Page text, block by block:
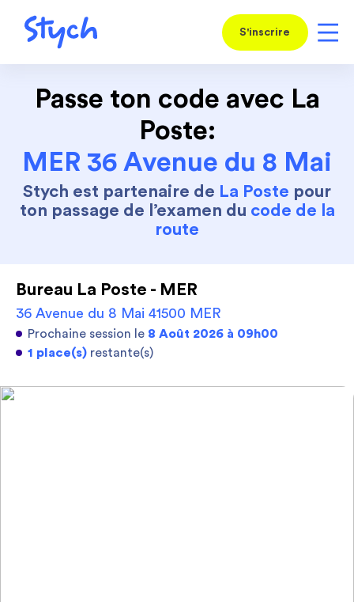
S'inscrire
Passe ton code avec La
Poste:
MER 36 Avenue du 8 Mai
Stych est partenaire de La Poste pour
ton passage de l’examen du code de la
route
Bureau La Poste - MER
36 Avenue du 8 Mai 41500 MER
Prochaine session le 8 Août 2026 à 09h00
1 place(s) restante(s)